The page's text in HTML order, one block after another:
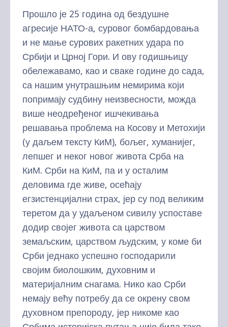
Прошло је 25 година од бездушне
агресије НАТО-а, суровог бомбардовања
и не мање сурових ракетних удара по
Србији и Црној Гори. И ову годишњицу
обележавамо, као и сваке године до сада,
са нашим унутрашњим немирима који
попримају судбину неизвесности, можда
више неодређеног ишчекивања
решавања проблема на Косову и Метохији
(у даљем тексту КиМ), бољег, хуманијег,
лепшег и неког новог живота Срба на
КиМ. Срби на КиМ, па и у осталим
деловима где живе, осећају
егзистенцијални страх, јер су под великим
теретом да у удаљеном сивилу успоставе
додир својег живота са царством
земаљским, царством људским, у коме би
Срби једнако успешно господарили
својим биолошким, духовним и
материјалним снагама. Нико као Срби
немају већу потребу да се окрену свом
духовном препороду, јер никоме као